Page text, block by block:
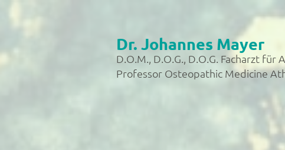
Dr. Johannes Mayer
D.O.M., D.O.G., D.O.G. Facharzt
Professor Osteopathic Medicine